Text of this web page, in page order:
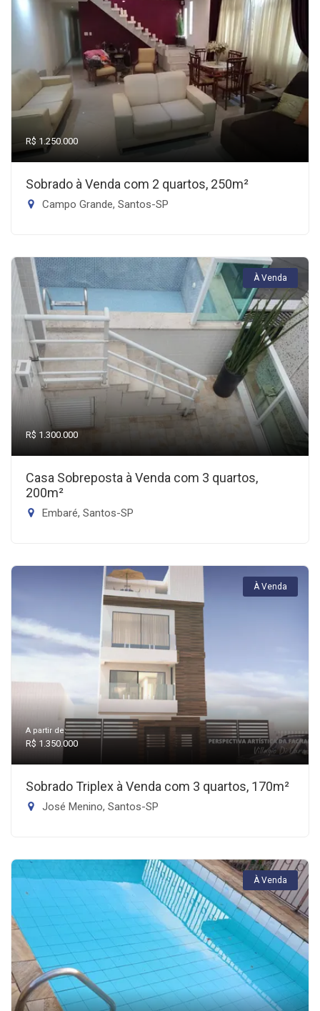
R$ 1.250.000
Sobrado à Venda com 2 quartos, 250m²
Campo Grande, Santos-SP
À Venda
R$ 1.300.000
Casa Sobreposta à Venda com 3 quartos,
200m²
Embaré, Santos-SP
À Venda
A partir de:
R$ 1.350.000
Sobrado Triplex à Venda com 3 quartos, 170m²
José Menino, Santos-SP
À Venda